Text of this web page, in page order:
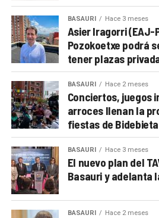
BASAURI Hace 3 meses
Asier Iragorri (EAJ-
Pozokoetxe podrá
tener plazas
BASAURI Hace 2 meses
Conciertos, juegos
arroces llenan la
fiestas de Bidebieta
BASAURI Hace 3 meses
El nuevo plan del
Basauri y adelanta
BASAURI Hace 2 meses